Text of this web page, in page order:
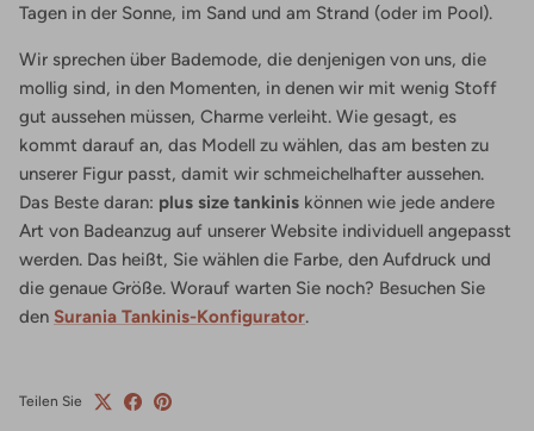
Tagen in der Sonne, im Sand und am Strand (oder im Pool).
Wir sprechen über Bademode, die denjenigen von uns, die
mollig sind, in den Momenten, in denen wir mit wenig Stoff
gut aussehen müssen, Charme verleiht. Wie gesagt, es
kommt darauf an, das Modell zu wählen, das am besten zu
unserer Figur passt, damit wir schmeichelhafter aussehen.
Das Beste daran: plus size tankinis können wie jede andere
Art von Badeanzug auf unserer Website individuell angepasst
werden. Das heißt, Sie wählen die Farbe, den Aufdruck und
die genaue Größe. Worauf warten Sie noch? Besuchen Sie
den Surania Tankinis-Konfigurator.
Teilen Sie